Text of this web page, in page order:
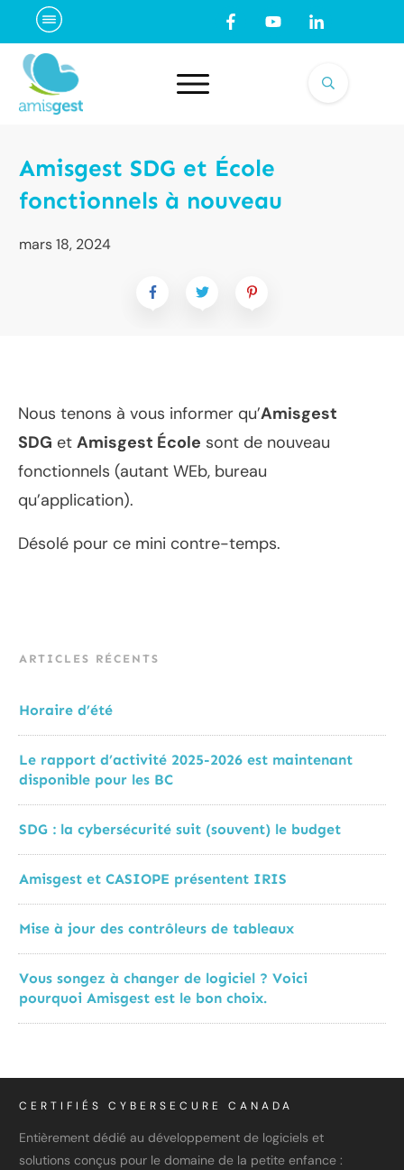
Amisgest SDG et École
fonctionnels à nouveau
mars 18, 2024
Nous tenons à vous informer qu’Amisgest
SDG et Amisgest École sont de nouveau
fonctionnels (autant WEb, bureau
qu’application).
Désolé pour ce mini contre-temps.
ARTICLES RÉCENTS
Horaire d’été
Le rapport d’activité 2025-2026 est maintenant
disponible pour les BC
SDG : la cybersécurité suit (souvent) le budget
Amisgest et CASIOPE présentent IRIS
Mise à jour des contrôleurs de tableaux
Vous songez à changer de logiciel ? Voici
pourquoi Amisgest est le bon choix.
CERTIFIÉS CYBERSECURE CANADA
Entièrement dédié au développement de logiciels et
solutions conçus pour le domaine de la petite enfance :